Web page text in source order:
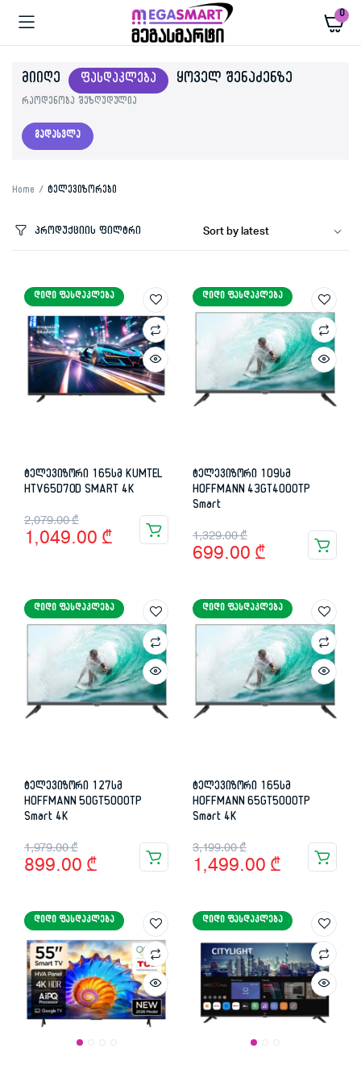
0
ᲛᲘᲘᲦᲔ ᲤᲐᲡᲓᲐᲙᲚᲔᲑᲐ ᲧᲝᲕᲔᲚ ᲨᲔᲜᲐᲫᲔᲜᲖᲔ
რაოდენობა შეზღუდულია
გადასვლა
Home ტელევიზორები
პროდუქციის ფილტრი
ᲓᲘᲓᲘ ᲤᲐᲡᲓᲐᲙᲚᲔᲑᲐ
ტელევიზორი 165სმ KUMTEL
HTV65D70D SMART 4K
2,079.00₾
Original
price
2,079.00 ₾.
1,049.00 ₾
Current
price
1,049.00 ₾.
ᲓᲘᲓᲘ ᲤᲐᲡᲓᲐᲙᲚᲔᲑᲐ
ტელევიზორი 109სმ
HOFFMANN 43GT4000TP
Smart
1,329.00₾
Original
price
1,329.00 ₾.
699.00 ₾
Current
price
699.00 ₾.
ᲓᲘᲓᲘ ᲤᲐᲡᲓᲐᲙᲚᲔᲑᲐ
ტელევიზორი 127სმ
HOFFMANN 50GT5000TP
Smart 4K
1,979.00₾
Original
price
1,979.00 ₾.
899.00 ₾
Current
price
899.00 ₾.
ᲓᲘᲓᲘ ᲤᲐᲡᲓᲐᲙᲚᲔᲑᲐ
ტელევიზორი 165სმ
HOFFMANN 65GT5000TP
Smart 4K
3,199.00₾
Original
price
3,199.00 ₾.
1,499.00 ₾
Current
price
1,499.00 ₾.
ᲓᲘᲓᲘ ᲤᲐᲡᲓᲐᲙᲚᲔᲑᲐ ᲓᲘᲓᲘ ᲤᲐᲡᲓᲐᲙᲚᲔᲑᲐ